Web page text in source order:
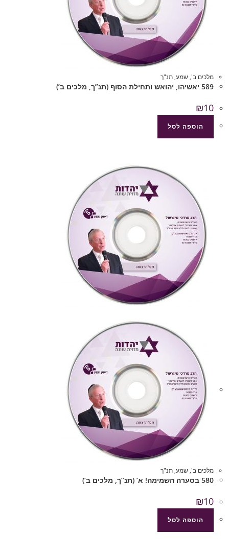
מלכים ב', שמע, תנ"ך
589 יאשיהו, יהואש ותחילת הסוף (תנ”ך, מלכים ב’)
₪10
הוספה לסל
מלכים ב', שמע, תנ"ך
580 בסערה השמימה! א’ (תנ”ך, מלכים ב’)
₪10
הוספה לסל